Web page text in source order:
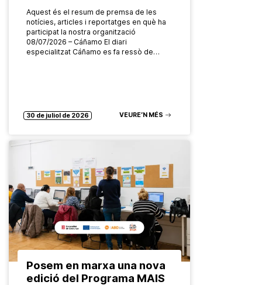
Aquest és el resum de premsa de les
notícies, articles i reportatges en què ha
participat la nostra organització
08/07/2026 – Cáñamo El diari
especialitzat Cáñamo es fa ressò de…
30 de juliol de 2026 VEURE’N MÉS
Posem en marxa una nova
edició del Programa MAIS